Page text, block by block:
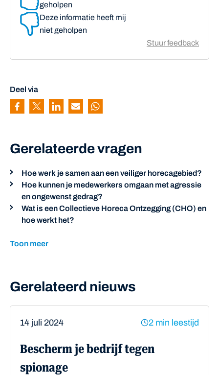
geholpen
Deze informatie heeft mij
niet geholpen
Stuur feedback
Deel via
Pagina delen via Facebook
Pagina delen via Twitter
Pagina delen via Linkedin
Pagina delen via Mail
Pagina delen via Whatsapp
Gerelateerde vragen
Hoe werk je samen aan een veiliger horecagebied?
Hoe kunnen je medewerkers omgaan met agressie
en ongewenst gedrag?
Wat is een Collectieve Horeca Ontzegging (CHO) en
hoe werkt het?
Toon meer
Gerelateerd nieuws
14 juli 2024 2 min leestijd
Bescherm je bedrijf tegen
spionage